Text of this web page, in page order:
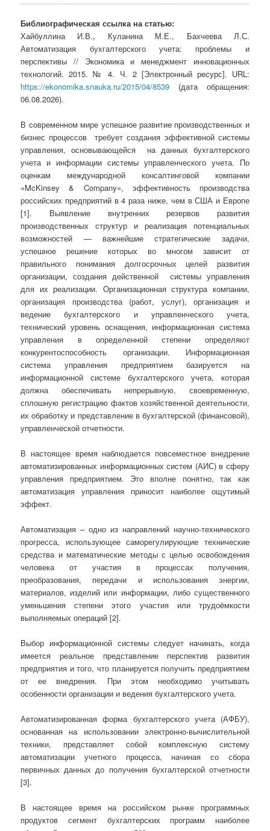
Библиографическая ссылка на статью:
Хайбуллина И.В., Куланина М.Е., Бахчеева Л.С.
Автоматизация бухгалтерского учета: проблемы и
перспективы // Экономика и менеджмент инновационных
технологий. 2015. № 4. Ч. 2 [Электронный ресурс]. URL:
https://ekonomika.snauka.ru/2015/04/8539 (дата обращения:
06.08.2026).
В современном мире успешное развитие производственных и
бизнес процессов требует создания эффективной системы
управления, основывающейся на данных бухгалтерского
учета и информации системы управленческого учета. По
оценкам международной консалтинговой компании
«McKinsey & Company», эффективность производства
российских предприятий в 4 раза ниже, чем в США и Европе
[1]. Выявление внутренних резервов развития
производственных структур и реализация потенциальных
возможностей — важнейшие стратегические задачи,
успешное решение которых во многом зависит от
правильного понимания долгосрочных целей развития
организации, создания действенной системы управления
для их реализации. Организационная структура компании,
организация производства (работ, услуг), организация и
ведение бухгалтерского и управленческого учета,
технический уровень оснащения, информационная система
управления в определенной степени определяют
конкурентоспособность организации. Информационная
система управления предприятием базируется на
информационной системе бухгалтерского учета, которая
должна обеспечивать непрерывную, своевременную,
сплошную регистрацию фактов хозяйственной деятельности,
их обработку и представление в бухгалтерской (финансовой),
управленческой отчетности.
В настоящее время наблюдается повсеместное внедрение
автоматизированных информационных систем (АИС) в сферу
управления предприятием. Это вполне понятно, так как
автоматизация управления приносит наиболее ощутимый
эффект.
Автоматизация – одно из направлений научно-технического
прогресса, использующее саморегулирующие технические
средства и математические методы с целью освобождения
человека от участия в процессах получения,
преобразования, передачи и использования энергии,
материалов, изделий или информации, либо существенного
уменьшения степени этого участия или трудоёмкости
выполняемых операций [2].
Выбор информационной системы следует начинать, когда
имеется реальное представление перспектив развития
предприятия и того, что планируется получить предприятием
от ее внедрения. При этом необходимо учитывать
особенности организации и ведения бухгалтерского учета.
Автоматизированная форма бухгалтерского учета (АФБУ),
основанная на использовании электронно-вычислительной
техники, представляет собой комплексную систему
автоматизации учетного процесса, начиная со сбора
первичных данных до получения бухгалтерской отчетности
[3].
В настоящее время на российском рынке программных
продуктов сегмент бухгалтерских программ наиболее